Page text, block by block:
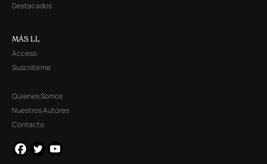
Destacados
MÁS LL
Acceso
Suscribirme
Quienes Somos
Nuestros Autores
Contacto